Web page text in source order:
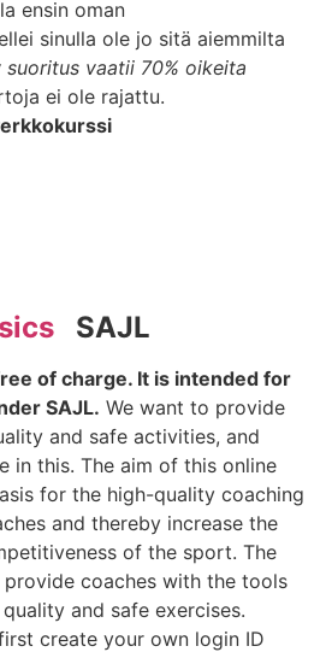
ensin oman
sinulla ole jo sitä aiemmilta
vaatii 70% oikeita
ei ole rajattu.
SAJL
of charge. It is intended for
SAJL. We want to provide
and safe activities, and
in this. The aim of this online
for the high-quality coaching
and thereby increase the
of the sport. The
coaches with the tools
and safe exercises.
create your own login ID